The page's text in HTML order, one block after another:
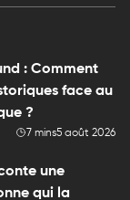
: Comment
face au
?
7 mins5 août 2026
une
qui la